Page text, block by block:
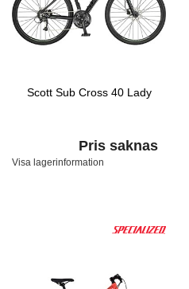
Scott Sub Cross 40 Lady
Pris saknas
Visa lagerinformation